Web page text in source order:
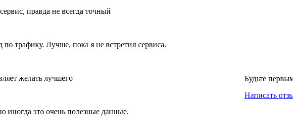
правда не всегда точный
по трафику. Лучше, пока я не встретил сервиса.
желать лучшего
иногда это очень полезные данные.
Будьте
Написать